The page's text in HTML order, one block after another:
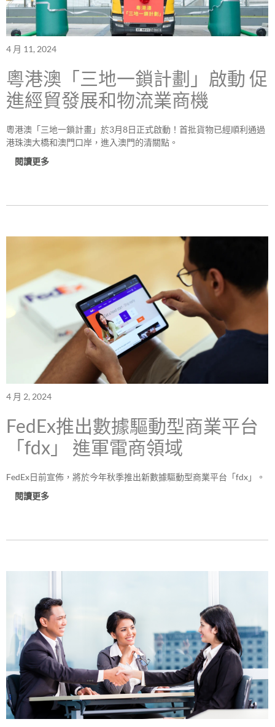
4 月 11, 2024
粵港澳「三地一鎖計劃」啟動 促
進經貿發展和物流業商機
粵港澳「三地一鎖計畫」於3月8日正式啟動！首批貨物已經順利通過
港珠澳大橋和澳門口岸，進入澳門的清關點。
閱讀更多
4 月 2, 2024
FedEx推出數據驅動型商業平台
「fdx」 進軍電商領域
FedEx日前宣佈，將於今年秋季推出新數據驅動型商業平台「fdx」。
閱讀更多